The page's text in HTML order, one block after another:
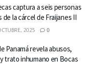
captura a seis personas
la cárcel de Fraijanes II
2025 0
Panamá revela abusos,
trato inhumano en Bocas